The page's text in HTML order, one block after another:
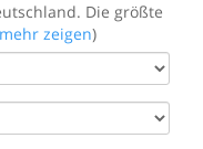
Die größte
mehr zeigen)